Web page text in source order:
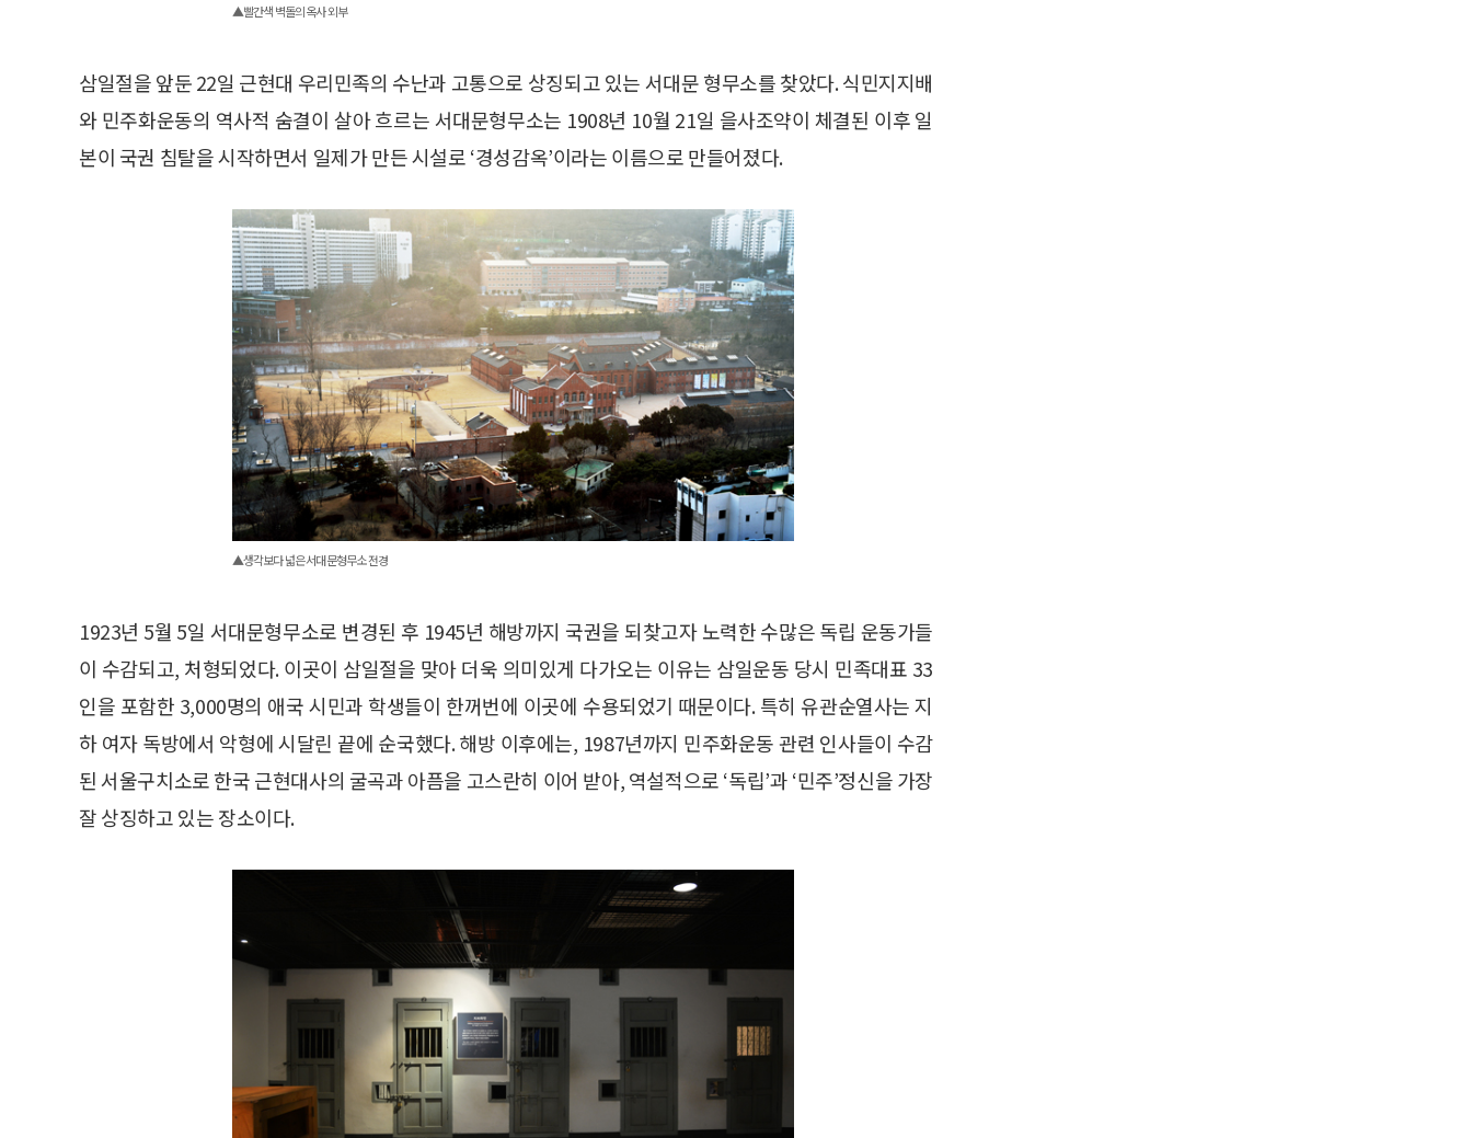
▲빨간색 벽돌의 옥사 외부
삼일절을 앞둔 22일 근현대 우리민족의 수난과 고통으로 상징되고 있는 서대문 형무소를 찾았다. 식민지지배
와 민주화운동의 역사적 숨결이 살아 흐르는 서대문형무소는 1908년 10월 21일 을사조약이 체결된 이후 일
본이 국권 침탈을 시작하면서 일제가 만든 시설로 ‘경성감옥’이라는 이름으로 만들어졌다.
▲생각보다 넓은 서대문형무소 전경
1923년 5월 5일 서대문형무소로 변경된 후 1945년 해방까지 국권을 되찾고자 노력한 수많은 독립 운동가들
이 수감되고, 처형되었다. 이곳이 삼일절을 맞아 더욱 의미있게 다가오는 이유는 삼일운동 당시 민족대표 33
인을 포함한 3,000명의 애국 시민과 학생들이 한꺼번에 이곳에 수용되었기 때문이다. 특히 유관순열사는 지
하 여자 독방에서 악형에 시달린 끝에 순국했다. 해방 이후에는, 1987년까지 민주화운동 관련 인사들이 수감
된 서울구치소로 한국 근현대사의 굴곡과 아픔을 고스란히 이어 받아, 역설적으로 ‘독립’과 ‘민주’정신을 가장
잘 상징하고 있는 장소이다.